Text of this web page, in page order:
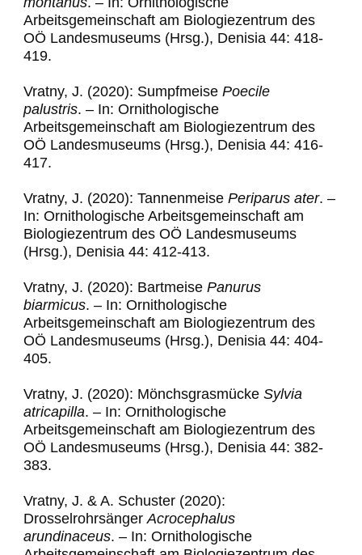
Arbeitsgemeinschaft am Biologiezentrum des
OÖ Landesmuseums (Hrsg.), Denisia 44: 418-
419.
Vratny, J. (2020): Sumpfmeise Poecile
palustris. – In: Ornithologische
Arbeitsgemeinschaft am Biologiezentrum des
OÖ Landesmuseums (Hrsg.), Denisia 44: 416-
417.
Vratny, J. (2020): Tannenmeise Periparus ater. –
In: Ornithologische Arbeitsgemeinschaft am
Biologiezentrum des OÖ Landesmuseums
(Hrsg.), Denisia 44: 412-413.
Vratny, J. (2020): Bartmeise Panurus
biarmicus. – In: Ornithologische
Arbeitsgemeinschaft am Biologiezentrum des
OÖ Landesmuseums (Hrsg.), Denisia 44: 404-
405.
Vratny, J. (2020): Mönchsgrasmücke Sylvia
atricapilla. – In: Ornithologische
Arbeitsgemeinschaft am Biologiezentrum des
OÖ Landesmuseums (Hrsg.), Denisia 44: 382-
383.
Vratny, J. & A. Schuster (2020):
Drosselrohrsänger Acrocephalus
arundinaceus. – In: Ornithologische